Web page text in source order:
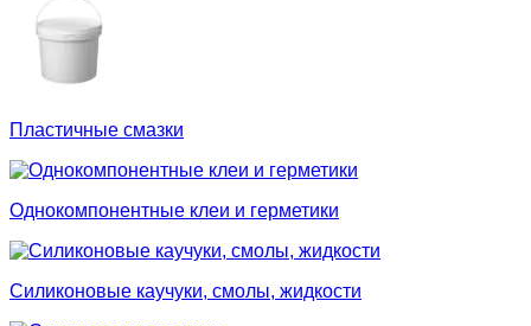
Пластичные смазки
Однокомпонентные клеи и герметики
Силиконовые каучуки, смолы, жидкости